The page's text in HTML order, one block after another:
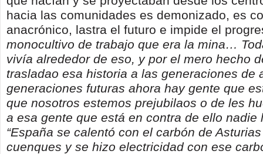
hacia las comunidades es demonizado, es
anacrónico, lastra el futuro e impide el
monocultivo de trabajo que era la mina…
vivía alrededor de eso, y por el mero hecho
trasladao esa historia a las generaciones de
generaciones futuras ahora hay gente que
que nosotros estemos prejubilaos o de les
a esa gente que está en contra de ello nadie
“España se calentó con el carbón de
cuenques y se hizo electricidad con ese